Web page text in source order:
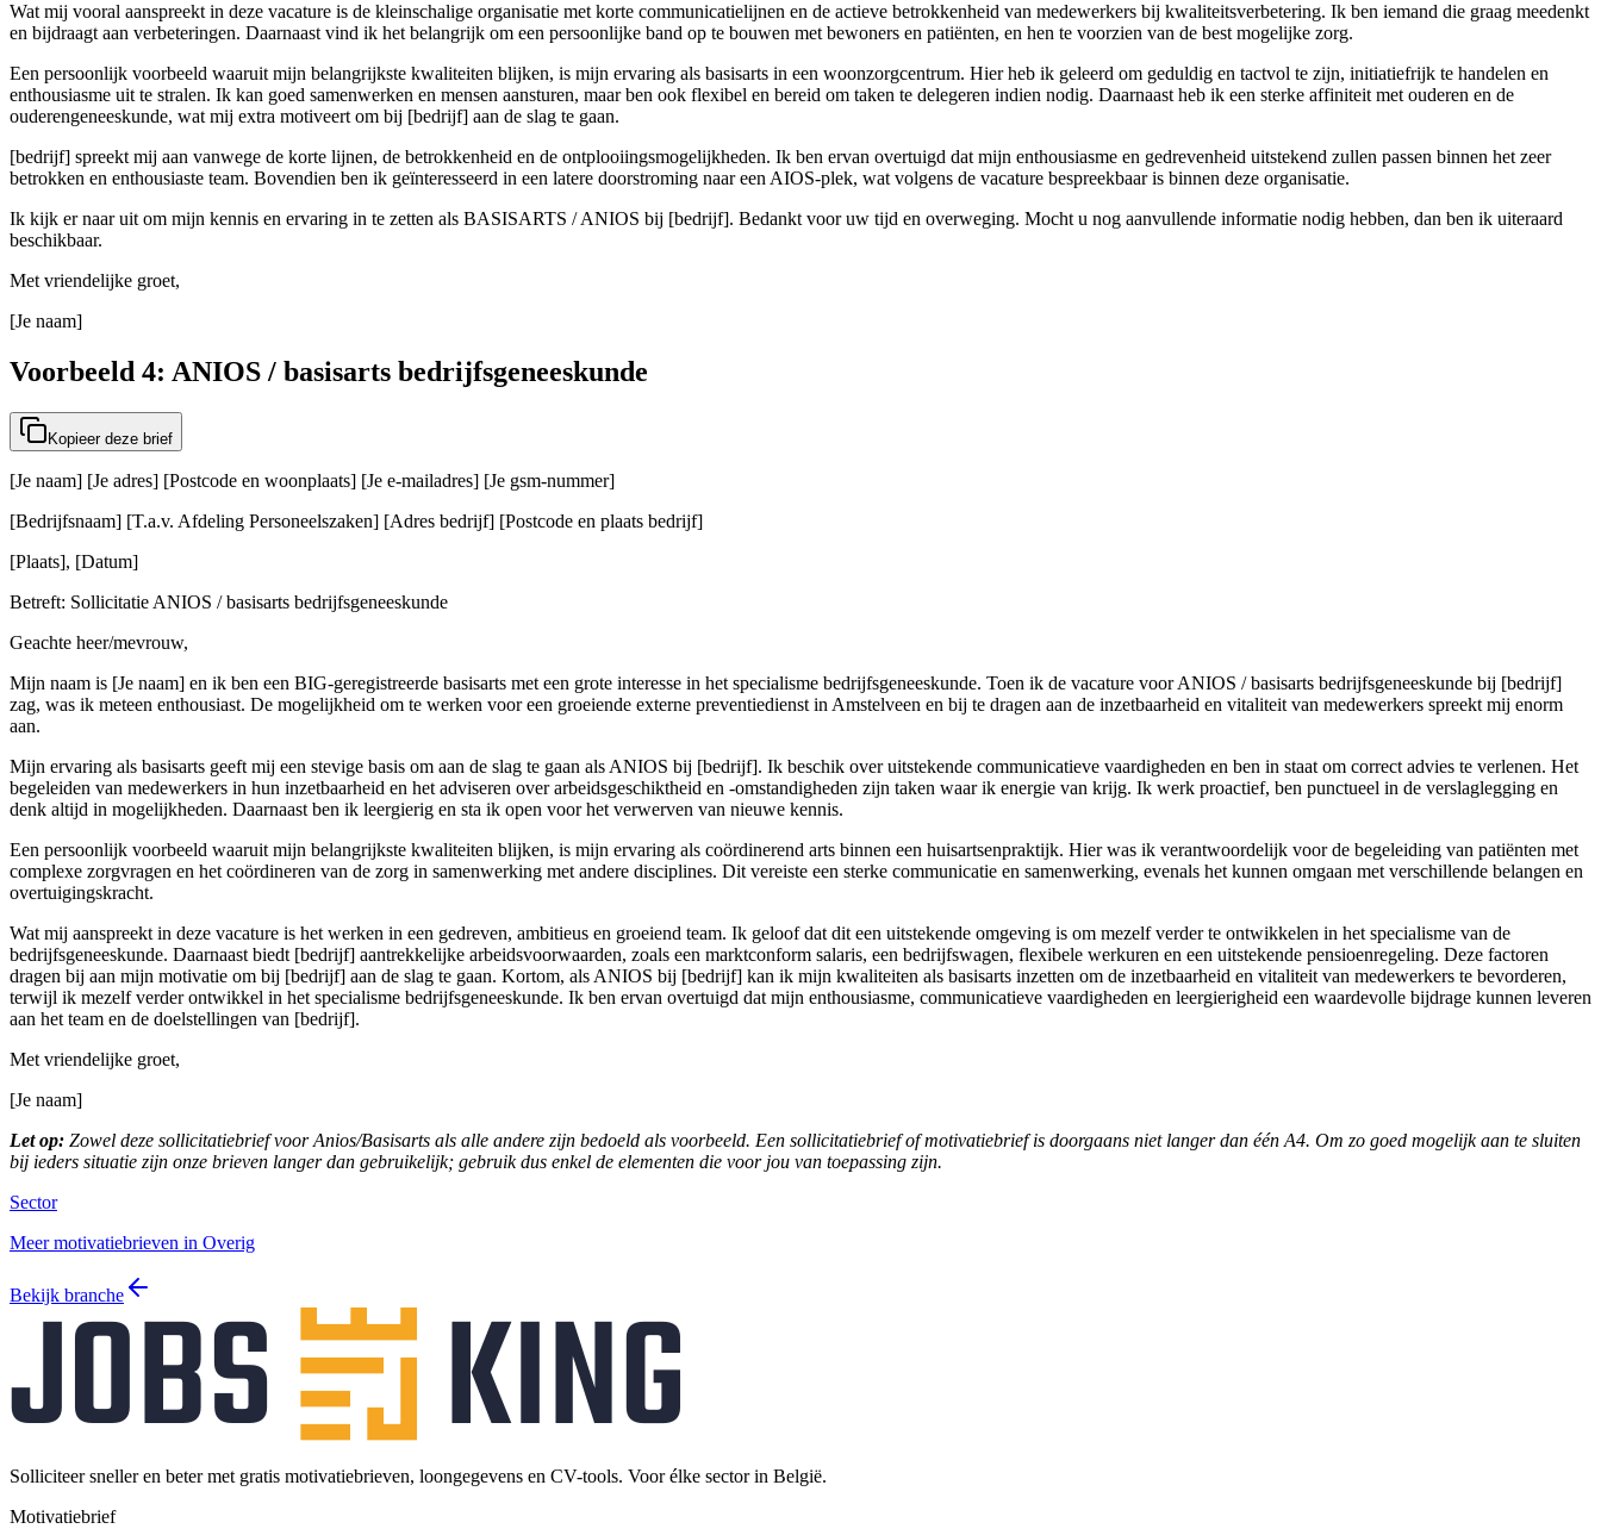
Wat mij vooral aanspreekt in deze vacature is de kleinschalige organisatie met korte communicatielijnen en de actieve betrokkenheid van medewerkers bij kwaliteitsverbetering. Ik ben iemand die graag meedenkt
en bijdraagt aan verbeteringen. Daarnaast vind ik het belangrijk om een persoonlijke band op te bouwen met bewoners en patiënten, en hen te voorzien van de best mogelijke zorg.
Een persoonlijk voorbeeld waaruit mijn belangrijkste kwaliteiten blijken, is mijn ervaring als basisarts in een woonzorgcentrum. Hier heb ik geleerd om geduldig en tactvol te zijn, initiatiefrijk te handelen en
enthousiasme uit te stralen. Ik kan goed samenwerken en mensen aansturen, maar ben ook flexibel en bereid om taken te delegeren indien nodig. Daarnaast heb ik een sterke affiniteit met ouderen en de
ouderengeneeskunde, wat mij extra motiveert om bij [bedrijf] aan de slag te gaan.
[bedrijf] spreekt mij aan vanwege de korte lijnen, de betrokkenheid en de ontplooiingsmogelijkheden. Ik ben ervan overtuigd dat mijn enthousiasme en gedrevenheid uitstekend zullen passen binnen het zeer
betrokken en enthousiaste team. Bovendien ben ik geïnteresseerd in een latere doorstroming naar een AIOS-plek, wat volgens de vacature bespreekbaar is binnen deze organisatie.
Ik kijk er naar uit om mijn kennis en ervaring in te zetten als BASISARTS / ANIOS bij [bedrijf]. Bedankt voor uw tijd en overweging. Mocht u nog aanvullende informatie nodig hebben, dan ben ik uiteraard
beschikbaar.
Met vriendelijke groet,
[Je naam]
Voorbeeld 4: ANIOS / basisarts bedrijfsgeneeskunde
Kopieer deze brief
[Je naam] [Je adres] [Postcode en woonplaats] [Je e-mailadres] [Je gsm-nummer]
[Bedrijfsnaam] [T.a.v. Afdeling Personeelszaken] [Adres bedrijf] [Postcode en plaats bedrijf]
[Plaats], [Datum]
Betreft: Sollicitatie ANIOS / basisarts bedrijfsgeneeskunde
Geachte heer/mevrouw,
Mijn naam is [Je naam] en ik ben een BIG-geregistreerde basisarts met een grote interesse in het specialisme bedrijfsgeneeskunde. Toen ik de vacature voor ANIOS / basisarts bedrijfsgeneeskunde bij [bedrijf]
zag, was ik meteen enthousiast. De mogelijkheid om te werken voor een groeiende externe preventiedienst in Amstelveen en bij te dragen aan de inzetbaarheid en vitaliteit van medewerkers spreekt mij enorm
aan.
Mijn ervaring als basisarts geeft mij een stevige basis om aan de slag te gaan als ANIOS bij [bedrijf]. Ik beschik over uitstekende communicatieve vaardigheden en ben in staat om correct advies te verlenen. Het
begeleiden van medewerkers in hun inzetbaarheid en het adviseren over arbeidsgeschiktheid en -omstandigheden zijn taken waar ik energie van krijg. Ik werk proactief, ben punctueel in de verslaglegging en
denk altijd in mogelijkheden. Daarnaast ben ik leergierig en sta ik open voor het verwerven van nieuwe kennis.
Een persoonlijk voorbeeld waaruit mijn belangrijkste kwaliteiten blijken, is mijn ervaring als coördinerend arts binnen een huisartsenpraktijk. Hier was ik verantwoordelijk voor de begeleiding van patiënten met
complexe zorgvragen en het coördineren van de zorg in samenwerking met andere disciplines. Dit vereiste een sterke communicatie en samenwerking, evenals het kunnen omgaan met verschillende belangen en
overtuigingskracht.
Wat mij aanspreekt in deze vacature is het werken in een gedreven, ambitieus en groeiend team. Ik geloof dat dit een uitstekende omgeving is om mezelf verder te ontwikkelen in het specialisme van de
bedrijfsgeneeskunde. Daarnaast biedt [bedrijf] aantrekkelijke arbeidsvoorwaarden, zoals een marktconform salaris, een bedrijfswagen, flexibele werkuren en een uitstekende pensioenregeling. Deze factoren
dragen bij aan mijn motivatie om bij [bedrijf] aan de slag te gaan. Kortom, als ANIOS bij [bedrijf] kan ik mijn kwaliteiten als basisarts inzetten om de inzetbaarheid en vitaliteit van medewerkers te bevorderen,
terwijl ik mezelf verder ontwikkel in het specialisme bedrijfsgeneeskunde. Ik ben ervan overtuigd dat mijn enthousiasme, communicatieve vaardigheden en leergierigheid een waardevolle bijdrage kunnen leveren
aan het team en de doelstellingen van [bedrijf].
Met vriendelijke groet,
[Je naam]
Let op: Zowel deze sollicitatiebrief voor Anios/Basisarts als alle andere zijn bedoeld als voorbeeld. Een sollicitatiebrief of motivatiebrief is doorgaans niet langer dan één A4. Om zo goed mogelijk aan te sluiten
bij ieders situatie zijn onze brieven langer dan gebruikelijk; gebruik dus enkel de elementen die voor jou van toepassing zijn.
Sector
Meer motivatiebrieven in Overig
Bekijk branche
Solliciteer sneller en beter met gratis motivatiebrieven, loongegevens en CV-tools. Voor élke sector in België.
Motivatiebrief